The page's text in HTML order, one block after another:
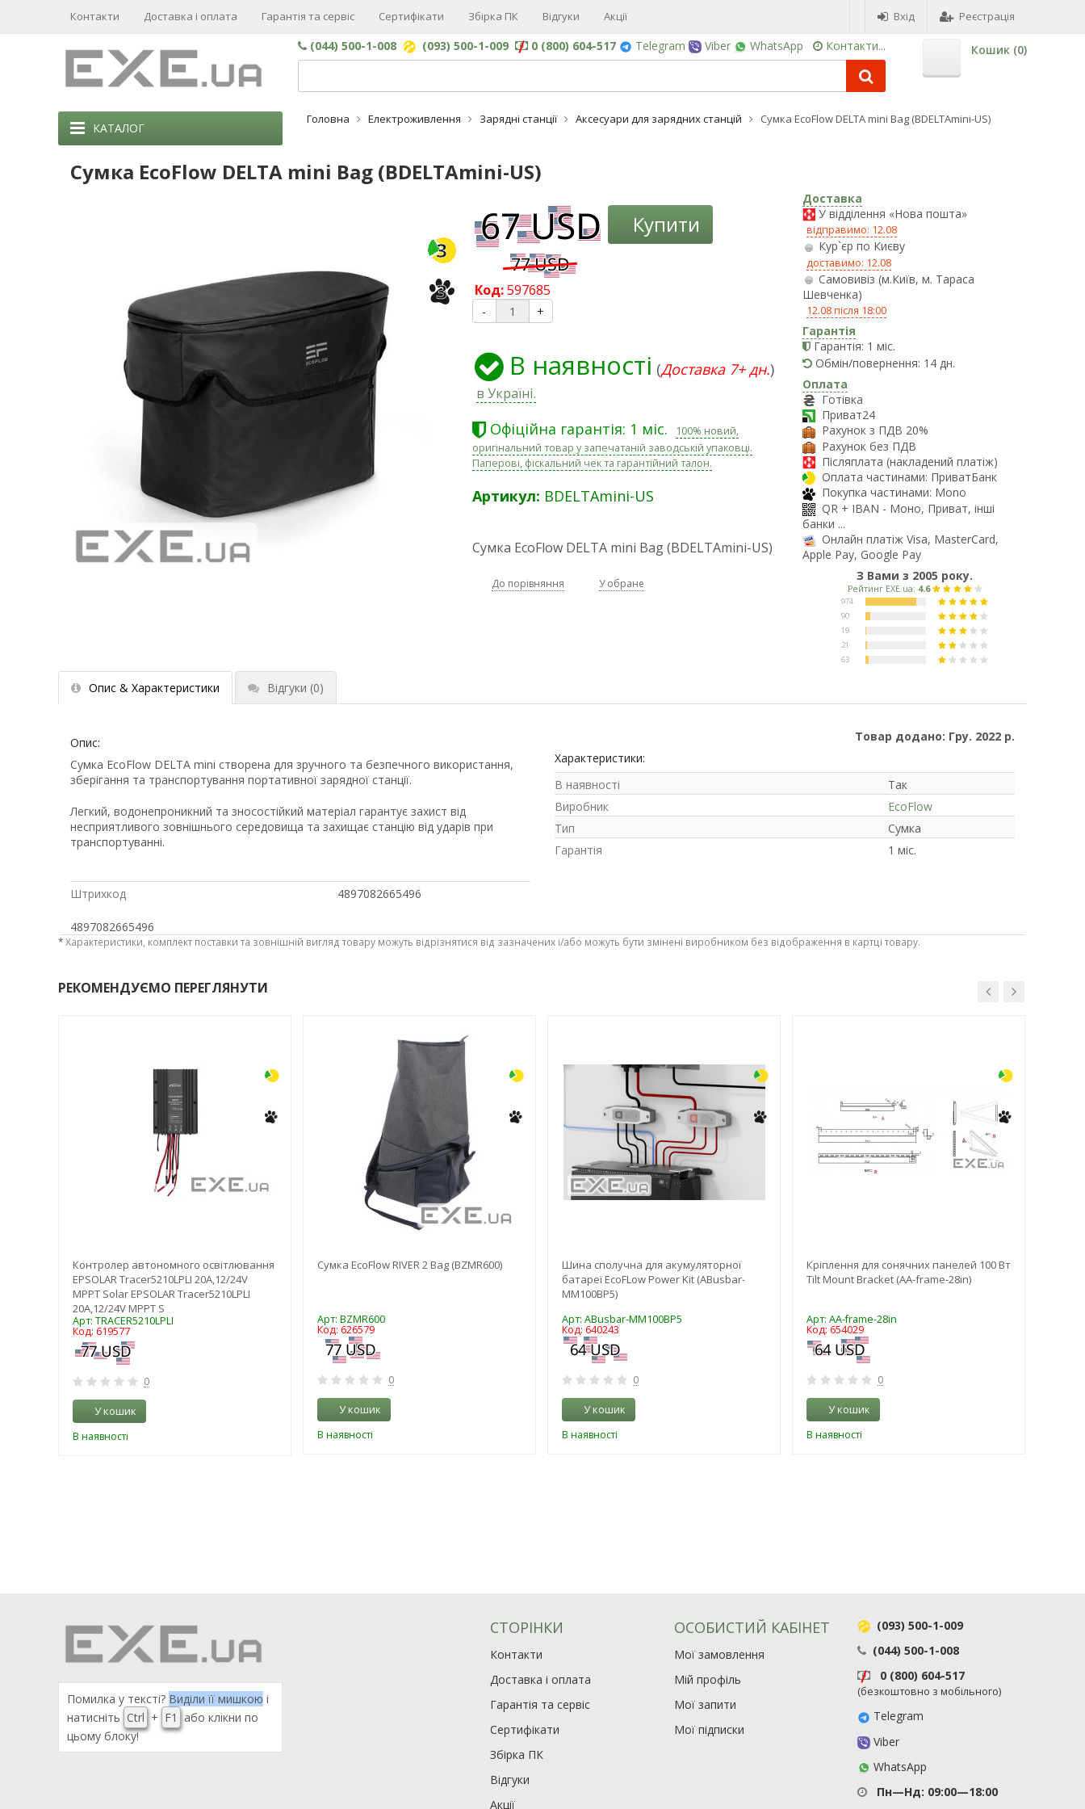
Контакти Доставка і оплата Гарантія та сервіс Сертифікати Збірка ПК Відгуки Акції Вхід Реєстрація
(044) 500-1-008 (093) 500-1-009 0 (800) 604-517 Telegram Viber WhatsApp Контакти... Кошик (0)
Головна Електроживлення Зарядні станції Аксесуари для зарядних станцій Сумка EcoFlow DELTA mini Bag (BDELTAmini-US)
Сумка EcoFlow DELTA mini Bag (BDELTAmini-US)
3
3
Купити
Код:597685
- +
В наявності (Доставка 7+ дн.)
в Україні.
Офіційна гарантія: 1 міс.
100% новий,
оригінальний товар у запечатаній заводській упаковці.
Паперові, фіскальний чек та гарантійний талон.
Артикул: BDELTAmini-US
Сумка EcoFlow DELTA mini Bag (BDELTAmini-US)
До порівняння У обране
Доставка
У відділення «Нова пошта»
відправимо: 12.08
Кур`єр по Києву
доставимо: 12.08
Самовивіз (м.Київ, м. Тараса
Шевченка)
12.08 після 18:00
Гарантія
Гарантія: 1 міс.
Обмін/повернення: 14 дн.
Оплата
Готівка
Приват24
Рахунок з ПДВ 20%
Рахунок без ПДВ
Післяплата (накладений платіж)
Оплата частинами: ПриватБанк
Покупка частинами: Mono
QR + IBAN - Моно, Приват, інші
банки ...
Онлайн платіж Visa, MasterCard,
Apple Pay, Google Pay
З Вами з 2005 року.
Опис & Характеристики Відгуки (0)
Опис:
Сумка EcoFlow DELTA mini створена для зручного та безпечного використання,
зберігання та транспортування портативної зарядної станції.
Легкий, водонепроникний та зносостійкий матеріал гарантує захист від
несприятливого зовнішнього середовища та захищає станцію від ударів при
транспортуванні.
Штрихкод 4897082665496
4897082665496
Товар додано: Гру. 2022 р.
Характеристики:
В наявності
Так
Виробник
EcoFlow
Тип
Сумка
Гарантія
1 міс.
*Характеристики, комплект поставки та зовнішній вигляд товару можуть відрізнятися від зазначених і/або можуть бути змінені виробником без відображення в картці товару.
РЕКОМЕНДУЄМО ПЕРЕГЛЯНУТИ
Контролер автономного освітлювання
EPSOLAR Tracer5210LPLI 20A,12/24V
MPPT Solar EPSOLAR Tracer5210LPLI
20A,12/24V MPPT S
Арт: TRACER5210LPLI
Код: 619577
0
У кошик
В наявності
Сумка EcoFlow RIVER 2 Bag (BZMR600)
Арт: BZMR600
Код: 626579
0
У кошик
В наявності
Шина сполучна для акумуляторної
батареї EcoFLow Power Kit (ABusbar-
MM100BP5)
Арт: ABusbar-MM100BP5
Код: 640243
0
У кошик
В наявності
Кріплення для сонячних панелей 100 Вт
Tilt Mount Bracket (AA-frame-28in)
Арт: AA-frame-28in
Код: 654029
0
У кошик
В наявності
КАТАЛОГ
Помилка у тексті? Виділи її мишкою і
натисніть Ctrl + F1
або клікни по
цьому блоку!
СТОРІНКИ
Контакти
Доставка і оплата
Гарантія та сервіс
Сертифікати
Збірка ПК
Відгуки
Акції
ОСОБИСТИЙ КАБІНЕТ
Мої замовлення
Мій профіль
Мої запити
Мої підписки
(093) 500-1-009
(044) 500-1-008
0 (800) 604-517
(безкоштовно з мобільного)
Telegram
Viber
WhatsApp
Пн—Нд: 09:00—18:00